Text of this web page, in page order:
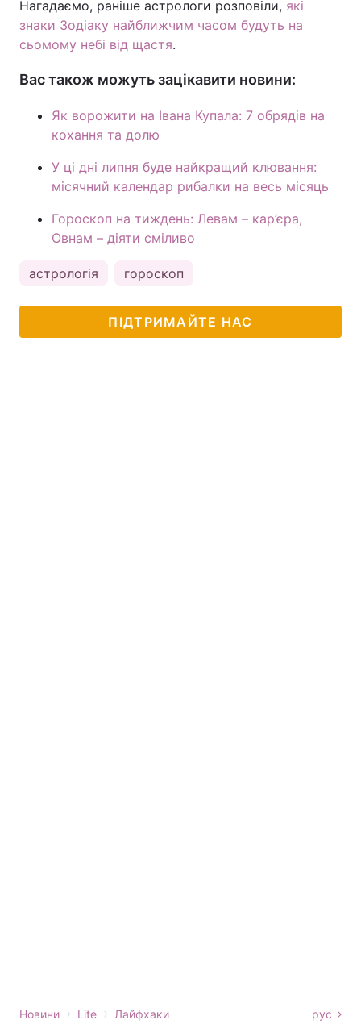
Нагадаємо, раніше астрологи розповіли, які
знаки Зодіаку найближчим часом будуть на
сьомому небі від щастя.
Вас також можуть зацікавити новини:
Як ворожити на Івана Купала: 7 обрядів на
кохання та долю
У ці дні липня буде найкращий клювання:
місячний календар рибалки на весь місяць
Гороскоп на тиждень: Левам – кар’єра,
Овнам – діяти сміливо
астрологія гороскоп
ПІДТРИМАЙТЕ НАС
Новини › Lite › Лайфхаки рус